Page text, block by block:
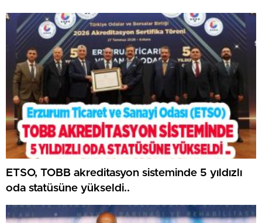
ETSO, TOBB akreditasyon sisteminde 5 yıldızlı
oda statüsüne yükseldi..